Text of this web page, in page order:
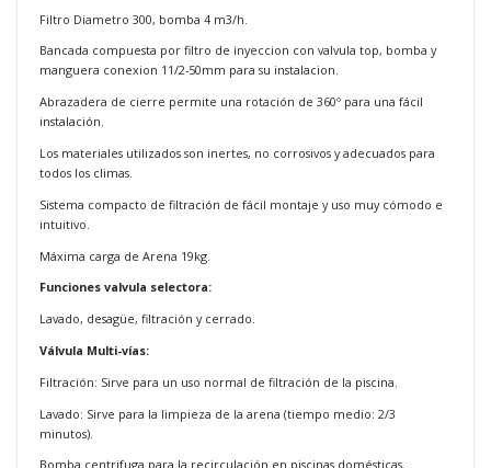
Filtro Diametro 300, bomba 4 m3/h.
Bancada compuesta por filtro de inyeccion con valvula top, bomba y
manguera conexion 11/2-50mm para su instalacion.
Abrazadera de cierre permite una rotación de 360º para una fácil
instalación.
Los materiales utilizados son inertes, no corrosivos y adecuados para
todos los climas.
Sistema compacto de filtración de fácil montaje y uso muy cómodo e
intuitivo.
Máxima carga de Arena 19kg.
Funciones valvula selectora:
Lavado, desagüe, filtración y cerrado.
Válvula Multi-vías:
Filtración: Sirve para un uso normal de filtración de la piscina.
Lavado: Sirve para la limpieza de la arena (tiempo medio: 2/3
minutos).
Bomba centrifuga para la recirculación en piscinas domésticas.